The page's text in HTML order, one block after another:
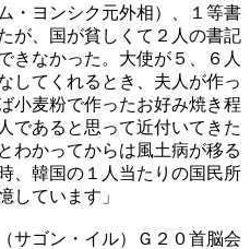
・ヨンシク元外相）、１等書
が、国が貧しくて２人の書記
きなかった。大使が５、６人
してくれるとき、夫人が作っ
小麦粉で作ったお好み焼き程
であると思って近付いてきた
わかってからは風土病が移る
、韓国の１人当たりの国民所
しています」
サゴン・イル）Ｇ２０首脳会